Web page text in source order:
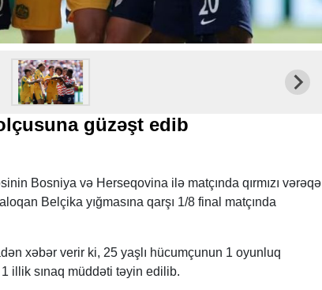
güzəşt edib
Bosniya və Herseqovina ilə matçında qırmızı vərəqə
Belçika yığmasına qarşı 1/8 final matçında
xəbər verir ki, 25 yaşlı hücumçunun 1 oyunluq
illik sınaq müddəti təyin edilib.